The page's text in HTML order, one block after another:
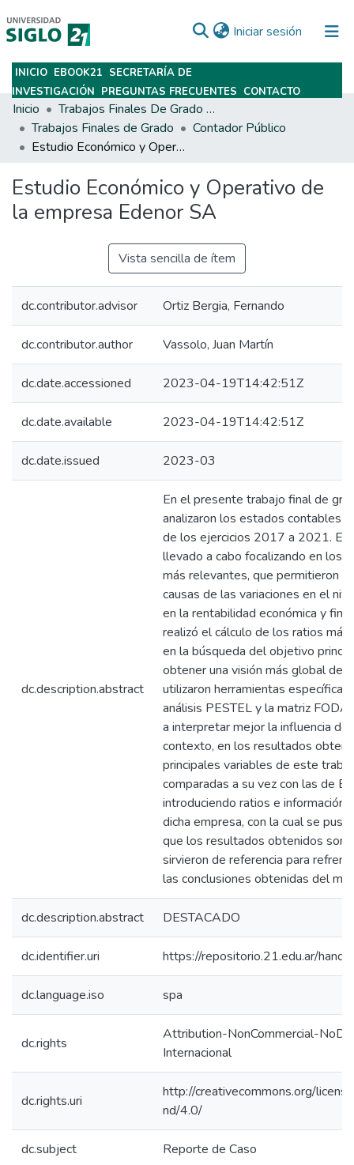
Iniciar sesión (current)
Subir
INICIO EBOOK21 SECRETARÍA DE
INVESTIGACIÓN PREGUNTAS FRECUENTES CONTACTO
Inicio
Trabajos Finales De Grado Y Posgrado
Trabajos Finales de Grado
Contador Público
Estudio Económico y Operativo de la empresa Edenor SA
Estudio Económico y Operativo de
la empresa Edenor SA
Vista sencilla de ítem
dc.contributor.advisor Ortiz Bergia, Fernando
dc.contributor.author Vassolo, Juan Martín
dc.date.accessioned 2023-04-19T14:42:51Z
dc.date.available 2023-04-19T14:42:51Z
dc.date.issued 2023-03
dc.description.abstract
En el presente trabajo final de
analizaron los estados contables
de los ejercicios 2017 a 2021. El
llevado a cabo focalizando en los
más relevantes, que permitieron
causas de las variaciones en el
en la rentabilidad económica y
realizó el cálculo de los ratios
en la búsqueda del objetivo
obtener una visión más global de
utilizaron herramientas específicas
análisis PESTEL y la matriz
a interpretar mejor la influencia
contexto, en los resultados
principales variables de este
comparadas a su vez con las de
introduciendo ratios e información
dicha empresa, con la cual se
que los resultados obtenidos son
sirvieron de referencia para
las conclusiones obtenidas del
dc.description.abstract DESTACADO
dc.identifier.uri https://repositorio.21.edu.ar/
dc.language.iso spa
dc.rights
Attribution-NonCommercial-
Internacional
dc.rights.uri
http://creativecommons.org/
nd/4.0/
dc.subject Reporte de Caso